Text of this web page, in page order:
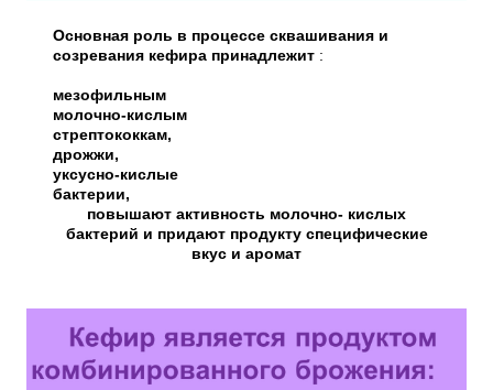
Основная роль в процессе сквашивания и
созревания кефира принадлежит :
мезофильным
молочно-кислым
стрептококкам,
дрожжи,
уксусно-кислые
бактерии,
повышают активность молочно- кислых
бактерий и придают продукту специфические
вкус и аромат